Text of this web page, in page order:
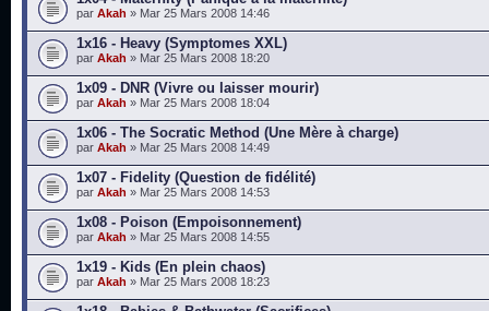
par Akah » Mar 25 Mars 2008 14:46
1x16 - Heavy (Symptomes XXL)
par Akah » Mar 25 Mars 2008 18:20
1x09 - DNR (Vivre ou laisser mourir)
par Akah » Mar 25 Mars 2008 18:04
1x06 - The Socratic Method (Une Mère à charge)
par Akah » Mar 25 Mars 2008 14:49
1x07 - Fidelity (Question de fidélité)
par Akah » Mar 25 Mars 2008 14:53
1x08 - Poison (Empoisonnement)
par Akah » Mar 25 Mars 2008 14:55
1x19 - Kids (En plein chaos)
par Akah » Mar 25 Mars 2008 18:23